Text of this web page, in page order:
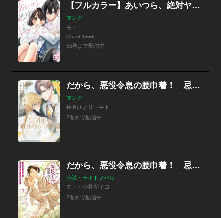
【フルカラー】あいつら、絶対ヤったでしょ
マンガ
モト
CocoCheek
55巻まで配信中
だから、悪役令息の腰巾着！ 忌み嫌われた悪役は不器用に僕を囲い込み溺愛する
マンガ
長月ひより・モト
2巻まで配信中
だから、悪役令息の腰巾着！ 忌み嫌われた悪役は不器用に僕を囲い込み溺愛する
小説・ライトノベル
モト・小井湖イコ
2巻まで配信中